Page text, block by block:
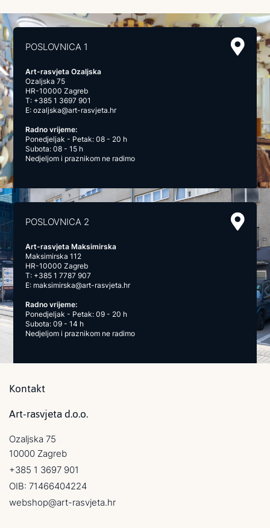
POSLOVNICA 1
Art-rasvjeta Ozaljska
Ozaljska 75
HR-10000 Zagreb
T: +385 1 3697 901
E:ozaljska@art-rasvjeta.hr
Radno vrijeme:
Ponedjeljak - Petak: 08 - 20 h
Subota: 08 - 15 h
Nedjeljom i praznikom ne radimo
POSLOVNICA 2
Art-rasvjeta Maksimirska
Maksimirska 112
HR-10000 Zagreb
T: +385 1 7787 907
E: maksimirska@art-rasvjeta.hr
Radno vrijeme:
Ponedjeljak - Petak: 09 - 20 h
Subota: 09 - 14 h
Nedjeljom i praznikom ne radimo
Kontakt
Art-rasvjeta d.o.o.
Ozaljska 75
10000 Zagreb
+385 1 3697 901
OIB: 71466404224
webshop@art-rasvjeta.hr